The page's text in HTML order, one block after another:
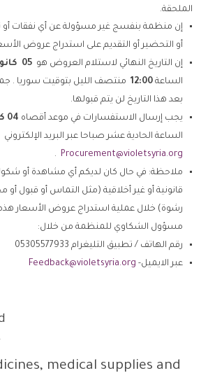
الملحقة.
إن منظمة بنفسج غير مسؤولة عن أي نفقات أو
أو التحضير أو التقديم على استدراج عروض
إن التاريخ النهائي لاستلام العروض هو 05
الساعة 12:00
منتصف الليل بتوقيت سوريا .
بعد هذا التاريخ لن يتم قبولها.
يجب إرسال الاستفسارات في موعد أقصاه 04
الساعة الحادية عشر صباحا عبر البريد الإلكتروني
Procurement@violetsyria.org
.
ملاحظة: في حال كان لديكم أي مشاهدة أو
قانونية أو غير أخلاقية (مثل التماس أو قبول أو
رشوة) خلال عملية استدراج عروض الأسعار
مسؤول الشكاوي للمنظمة من خلال:
رقم الهاتف / تطبيق التليغرام 05305577933
عبر الايميل- Feedback@violetsyria.org
medical supplies and